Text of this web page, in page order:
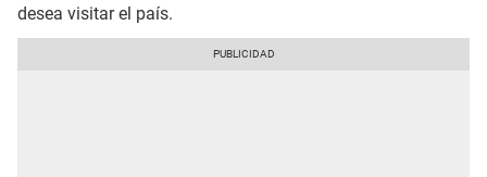
desea visitar el país.